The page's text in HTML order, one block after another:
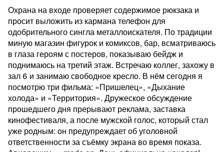
Охрана на входе проверяет содержимое рюкзака и
просит выложить из кармана телефон для
одобрительного сингла металлоискателя. По традиции
миную магазин фигурок и комиксов, бар, всматриваюсь
в глаза героям с постеров, показываю бейдж и
поднимаюсь на третий этаж. Встречаю коллег, захожу в
зал 6 и занимаю свободное кресло. В нём сегодня я
посмотрю три фильма: «Пришелец», «Дыхание
холода» и «Территория». Дружеское обсуждение
прошедшего дня прерывают реклама, заставка
кинофестиваля, а после мужской голос, который стал
уже родным: он предупреждает об уголовной
ответственности за съёмку экрана во время показа.